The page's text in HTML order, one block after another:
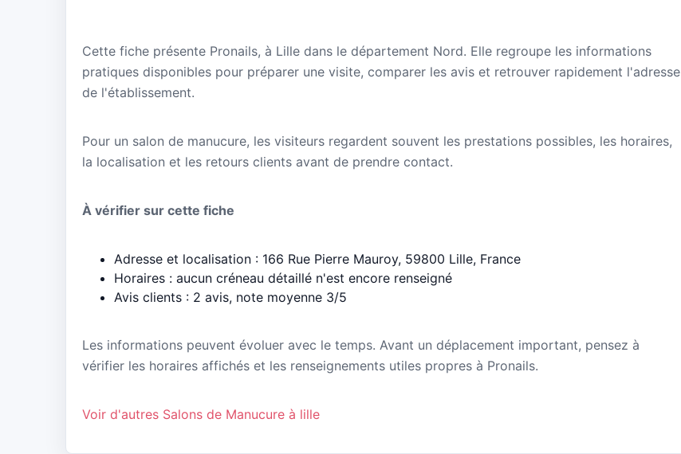
Cette fiche présente Pronails, à Lille dans le département Nord. Elle regroupe les informations
pratiques disponibles pour préparer une visite, comparer les avis et retrouver rapidement l'adresse
de l'établissement.
Pour un salon de manucure, les visiteurs regardent souvent les prestations possibles, les horaires,
la localisation et les retours clients avant de prendre contact.
À vérifier sur cette fiche
Adresse et localisation : 166 Rue Pierre Mauroy, 59800 Lille, France
Horaires : aucun créneau détaillé n'est encore renseigné
Avis clients : 2 avis, note moyenne 3/5
Les informations peuvent évoluer avec le temps. Avant un déplacement important, pensez à
vérifier les horaires affichés et les renseignements utiles propres à Pronails.
Voir d'autres Salons de Manucure à lille